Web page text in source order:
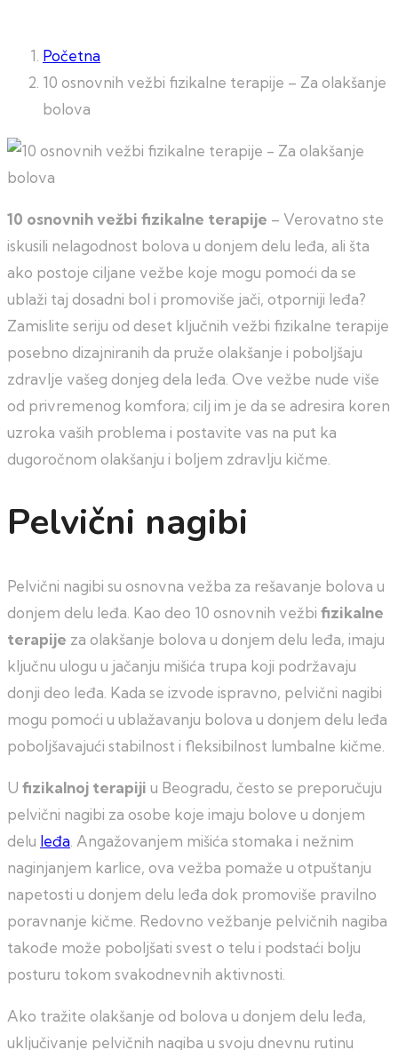
Početna
10 osnovnih vežbi fizikalne terapije – Za olakšanje
bolova
10 osnovnih vežbi fizikalne terapije – Verovatno ste
iskusili nelagodnost bolova u donjem delu leđa, ali šta
ako postoje ciljane vežbe koje mogu pomoći da se
ublaži taj dosadni bol i promoviše jači, otporniji leđa?
Zamislite seriju od deset ključnih vežbi fizikalne terapije
posebno dizajniranih da pruže olakšanje i poboljšaju
zdravlje vašeg donjeg dela leđa. Ove vežbe nude više
od privremenog komfora; cilj im je da se adresira koren
uzroka vaših problema i postavite vas na put ka
dugoročnom olakšanju i boljem zdravlju kičme.
Pelvični nagibi
Pelvični nagibi su osnovna vežba za rešavanje bolova u
donjem delu leđa. Kao deo 10 osnovnih vežbi fizikalne
terapije za olakšanje bolova u donjem delu leđa, imaju
ključnu ulogu u jačanju mišića trupa koji podržavaju
donji deo leđa. Kada se izvode ispravno, pelvični nagibi
mogu pomoći u ublažavanju bolova u donjem delu leđa
poboljšavajući stabilnost i fleksibilnost lumbalne kičme.
U fizikalnoj terapiji u Beogradu, često se preporučuju
pelvični nagibi za osobe koje imaju bolove u donjem
delu leđa . Angažovanjem mišića stomaka i nežnim
naginjanjem karlice, ova vežba pomaže u otpuštanju
napetosti u donjem delu leđa dok promoviše pravilno
poravnanje kičme. Redovno vežbanje pelvičnih nagiba
takođe može poboljšati svest o telu i podstaći bolju
posturu tokom svakodnevnih aktivnosti.
Ako tražite olakšanje od bolova u donjem delu leđa,
uključivanje pelvičnih nagiba u svoju dnevnu rutinu